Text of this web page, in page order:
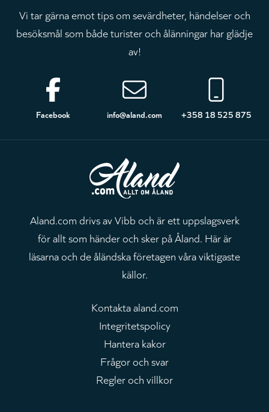
Vi tar gärna emot tips om sevärdheter, händelser och
besöksmål som både turister och ålänningar har glädje
av!
Sidfot
Facebook info@aland.com +358 18 525 875
Aland.com drivs av Vibb och är ett uppslagsverk
för allt som händer och sker på Åland. Här är
läsarna och de åländska företagen våra viktigaste
källor.
Kontakta aland.com
Integritetspolicy
Hantera kakor
Frågor och svar
Regler och villkor